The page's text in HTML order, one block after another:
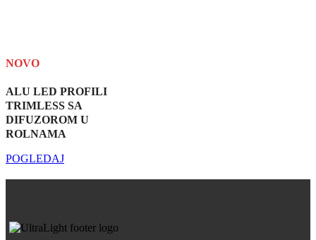
NOVO
ALU LED PROFILI
TRIMLESS SA
DIFUZOROM U
ROLNAMA
POGLEDAJ